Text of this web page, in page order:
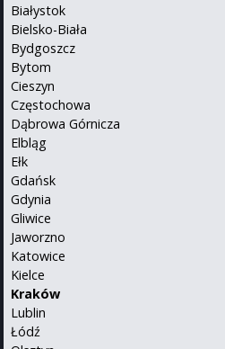
Białystok
Bielsko-Biała
Bydgoszcz
Bytom
Cieszyn
Częstochowa
Dąbrowa Górnicza
Elbląg
Ełk
Gdańsk
Gdynia
Gliwice
Jaworzno
Katowice
Kielce
Kraków
Lublin
Łódź